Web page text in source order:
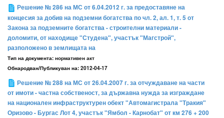
Решение № 286 на МС от 6.04.2012 г. за предоставяне на
концесия за добив на подземни богатства по чл. 2, ал. 1, т. 5 от
Закона за подземните богатства - строителни материали -
доломити, от находище "Студена", участък "Магстрой",
разположено в землищата на
Тип на документа: нормативен акт
Обнародван/Публикуван на: 2012-04-17
Решение № 288 на МС от 26.04.2007 г. за отчуждаване на части
от имоти - частна собственост, за държавна нужда за изграждане
на национален инфраструктурен обект "Автомагистрала "Тракия"
Оризово - Бургас Лот 4, участък "Ямбол - Карнобат" от км 276 + 200